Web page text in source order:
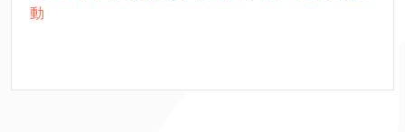
動